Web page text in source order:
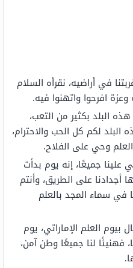
في أراضيه، نقرأه السلام
افرحوا واتهنوا فيه.
هذه البلد بكثير من التعب،
البلد لكم كل الحب والاحترام،
وحي على الفلاح.
علينا جميعًا، إنه يوم بدأت
أجدادنا على الطريق، وأنتم
سماء المجد بالعلم
بيوم العلم الإماراتي، يوم
فهنيئًا لنا جميعًا وطن آمن،